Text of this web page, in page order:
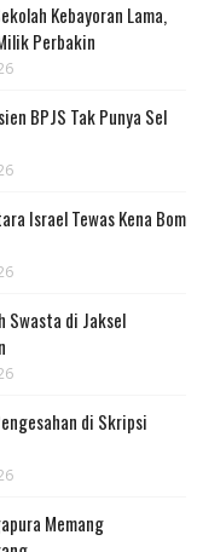
Kebayoran Lama,
Perbakin
BPJS Tak Punya Sel
Israel Tewas Kena Bom
Swasta di Jaksel
di Skripsi
Memang